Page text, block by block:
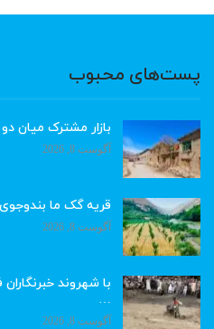
پست‌های محبوب
بازار مشترک میان
آگوست 8, 2026
قریه گک ما
آگوست 8, 2026
با شهروند
…
آگوست 8, 2026